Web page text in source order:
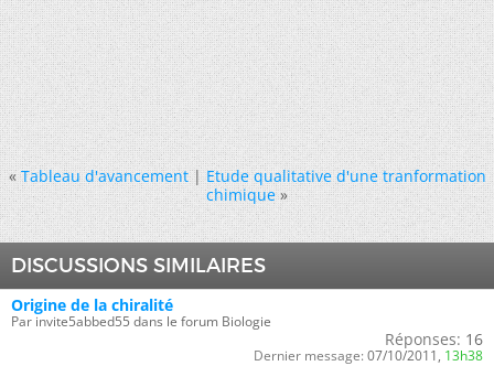
« Tableau d'avancement|Etude qualitative d'une tranformation
chimique »
DISCUSSIONS SIMILAIRES
Origine de la chiralité
Par invite5abbed55 dans le forum Biologie
Réponses: 16
Dernier message: 07/10/2011, 13h38